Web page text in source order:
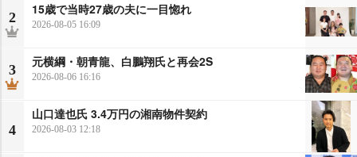
2
15歳で当時27歳の夫に一目惚れ
2026-08-05 16:09
3
元横綱・朝青龍、白鵬翔氏と再会2S
2026-08-06 16:16
4
山口達也氏 3.4万円の湘南物件契約
2026-08-03 12:18